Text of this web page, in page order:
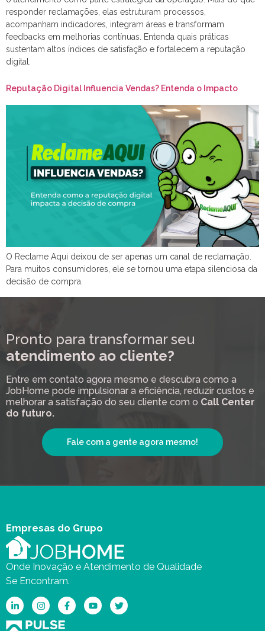
responder reclamações, elas estruturam processos,
acompanham indicadores, integram áreas e transformam
feedbacks em melhorias contínuas. Entenda quais práticas
sustentam altos índices de satisfação e fortalecem a reputação
digital.
Reputação Digital Influencia Vendas? Entenda o Impacto
O Reclame Aqui deixou de ser apenas um canal de reclamação.
Para muitos consumidores, ele se tornou uma etapa silenciosa da
decisão de compra.
Pronto para transformar seu
atendimento ao cliente?
Entre em contato agora mesmo e descubra como a
JobHome pode impulsionar a eficiência, reduzir custos e
melhorar a satisfação do seu cliente com o Call Center
do futuro.
Fale com a gente agora mesmo!
Empresas do Grupo
Onde Inovação e Atendimento de Qualidade
Se Encontram.